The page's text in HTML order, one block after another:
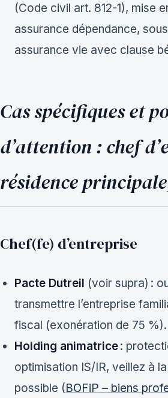
(Code civil art. 812-1), mise
assurance dépendance,
assurance vie avec clause
Cas spécifiques et
d’attention : chef
résidence
Chef(fe) d’entreprise
Pacte Dutreil (voir supra) :
transmettre l’entreprise
fiscal (exonération de 75 %).
Holding animatrice:
optimisation IS/IR, veillez à
possible (BOFiP – biens